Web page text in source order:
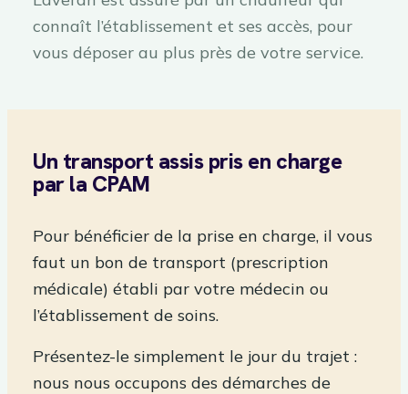
connaît l’établissement et ses accès, pour
vous déposer au plus près de votre service.
Un transport assis pris en charge
par la CPAM
Pour bénéficier de la prise en charge, il vous
faut un bon de transport (prescription
médicale) établi par votre médecin ou
l’établissement de soins.
Présentez-le simplement le jour du trajet :
nous nous occupons des démarches de